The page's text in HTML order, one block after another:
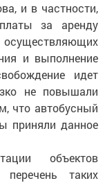
и в частности,
за аренду
осуществляющих
и выполнение
идет
не повышали
что автобусный
приняли данное
объектов
перечень таких